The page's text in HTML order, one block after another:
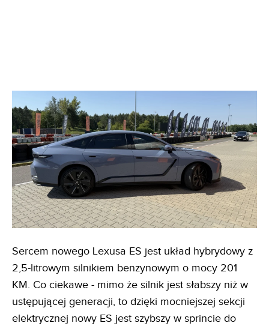
Sercem nowego Lexusa ES jest układ hybrydowy z
2,5-litrowym silnikiem benzynowym o mocy 201
KM. Co ciekawe - mimo że silnik jest słabszy niż w
ustępującej generacji, to dzięki mocniejszej sekcji
elektrycznej nowy ES jest szybszy w sprincie do